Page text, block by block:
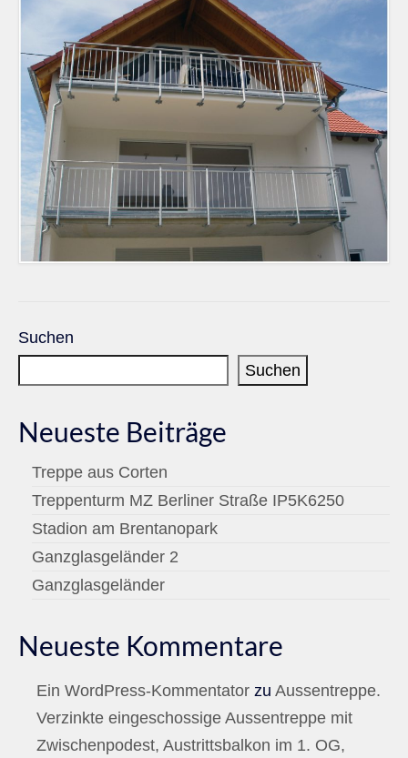
Suchen
Suchen
Neueste Beiträge
Treppe aus Corten
Treppenturm MZ Berliner Straße IP5K6250
Stadion am Brentanopark
Ganzglasgeländer 2
Ganzglasgeländer
Neueste Kommentare
Ein WordPress-Kommentator zu Aussentreppe.
Verzinkte eingeschossige Aussentreppe mit
Zwischenpodest, Austrittsbalkon im 1. OG,